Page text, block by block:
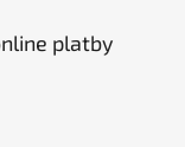
platby